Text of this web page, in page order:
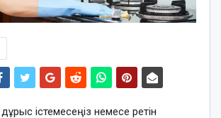
дұрыс істемесеңіз немесе ретін